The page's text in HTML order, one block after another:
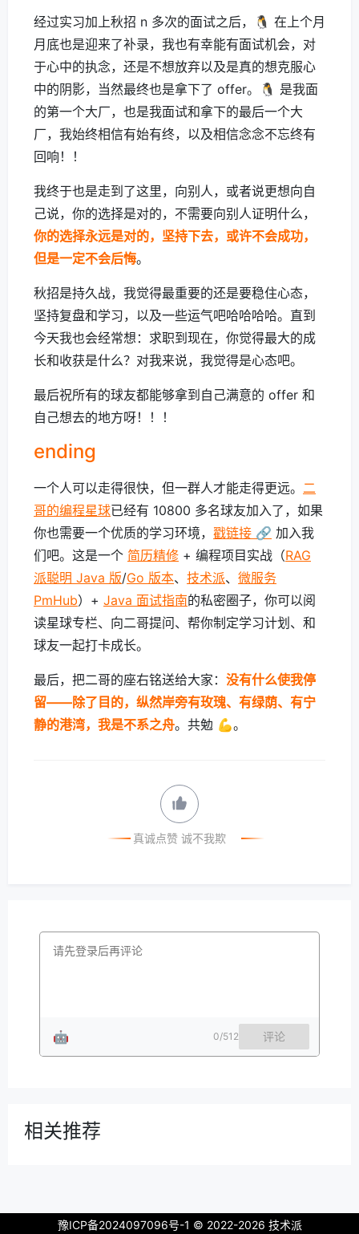
经过实习加上秋招 n 多次的面试之后，🐧 在上个月
月底也是迎来了补录，我也有幸能有面试机会，对
于心中的执念，还是不想放弃以及是真的想克服心
中的阴影，当然最终也是拿下了 offer。🐧 是我面
的第一个大厂，也是我面试和拿下的最后一个大
厂，我始终相信有始有终，以及相信念念不忘终有
回响！！
我终于也是走到了这里，向别人，或者说更想向自
己说，你的选择是对的，不需要向别人证明什么，
你的选择永远是对的，坚持下去，或许不会成功，
但是一定不会后悔。
秋招是持久战，我觉得最重要的还是要稳住心态，
坚持复盘和学习，以及一些运气吧哈哈哈哈。直到
今天我也会经常想：求职到现在，你觉得最大的成
长和收获是什么？对我来说，我觉得是心态吧。
最后祝所有的球友都能够拿到自己满意的 offer 和
自己想去的地方呀！！！
ending
一个人可以走得很快，但一群人才能走得更远。 二
哥的编程星球已经有 10800 多名球友加入了，如果
你也需要一个优质的学习环境， 戳链接 🔗 加入我
们吧。这是一个 简历精修 + 编程项目实战（RAG
派聪明 Java 版/Go 版本、 技术派、 微服务
PmHub）+ Java 面试指南的私密圈子，你可以阅
读星球专栏、向二哥提问、帮你制定学习计划、和
球友一起打卡成长。
最后，把二哥的座右铭送给大家： 没有什么使我停
留——除了目的，纵然岸旁有玫瑰、有绿荫、有宁
静的港湾，我是不系之舟。共勉 💪。
真诚点赞 诚不我欺
🤖 0/512 评论
相关推荐
豫ICP备2024097096号-1 © 2022-2026 技术派